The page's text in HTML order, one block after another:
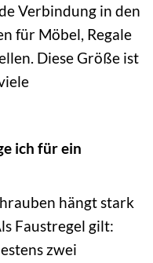
Verbindung in den
für Möbel, Regale
Diese Größe ist
ich für ein
hängt stark
Faustregel gilt:
zwei